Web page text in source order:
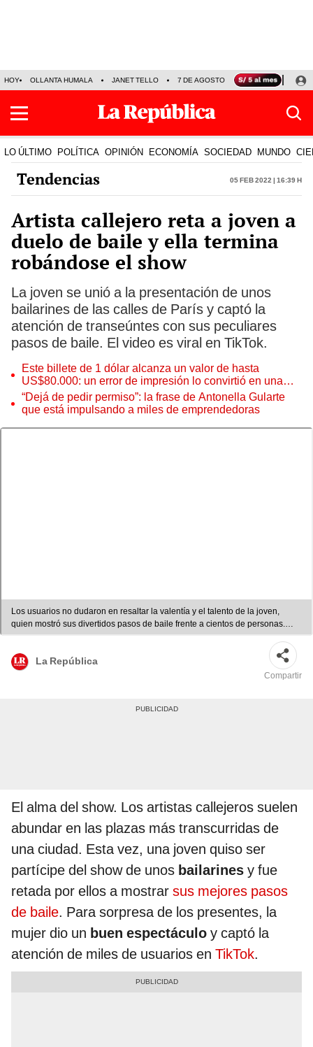
HOY OLLANTA HUMALA JANET TELLO 7 DE AGOSTO TINKA RESULTADOS
LO ÚLTIMO POLÍTICA OPINIÓN ECONOMÍA SOCIEDAD MUNDO
Tendencias 05 Feb 2022 | 16:39 h
Artista callejero reta a joven a
duelo de baile y ella termina
robándose el show
La joven se unió a la presentación de unos
bailarines de las calles de París y captó la
atención de transeúntes con sus peculiares
pasos de baile. El video es viral en TikTok.
Este billete de 1 dólar alcanza un valor de hasta
US$80.000: un error de impresión lo convirtió en una
pieza única que hoy buscan coleccionistas de todo el
mundo
“Dejá de pedir permiso”: la frase de Antonella Gularte
que está impulsando a miles de emprendedoras
Los usuarios no dudaron en resaltar la valentía y el talento de la joven,
quien mostró sus divertidos pasos de baile frente a cientos de personas.
Foto: captura de TikTok
La República
Compartir
El alma del show. Los artistas callejeros suelen
abundar en las plazas más transcurridas de
una ciudad. Esta vez, una joven quiso ser
partícipe del show de unos bailarines y fue
retada por ellos a mostrar sus mejores pasos
de baile. Para sorpresa de los presentes, la
mujer dio un buen espectáculo y captó la
atención de miles de usuarios en TikTok.